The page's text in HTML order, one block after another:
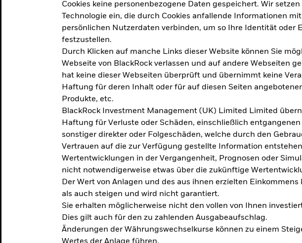
Cookies keine personenbezogene Daten gespeichert. Wir setzen
Technologie ein, die durch Cookies anfallende Informationen
persönlichen Nutzerdaten verbinden, um so Ihre Identität oder
festzustellen.
Durch Klicken auf manche Links dieser Website können Sie
Webseite von BlackRock verlassen und auf andere Webseiten
hat keine dieser Webseiten überprüft und übernimmt keine
Haftung für deren Inhalt oder für auf diesen Seiten
Produkte, etc.
BlackRock Investment Management (UK) Limited Limited
Haftung für Verluste oder Schäden, einschließlich entgangenen
sonstiger direkter oder Folgeschäden, welche durch den
Vertrauen auf die zur Verfügung gestellte Information
Wertentwicklungen in der Vergangenheit, Prognosen oder
nicht notwendigerweise etwas über die zukünftige
Der Wert von Anlagen und des aus ihnen erzielten Einkommens
als auch steigen und wird nicht garantiert.
Sie erhalten möglicherweise nicht den vollen von Ihnen
Dies gilt auch für den zu zahlenden Ausgabeaufschlag.
Änderungen der Währungswechselkurse können zu einem